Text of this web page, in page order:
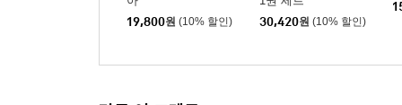
19,800원 (10% 할인) 30,420원 (10% 할인)